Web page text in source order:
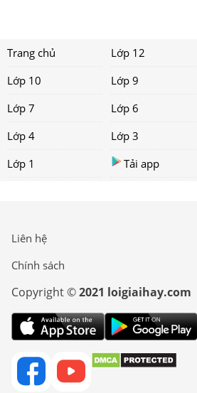
Trang chủ Lớp 12
Lớp 10
Lớp 9
Lớp 7
Lớp 6
Lớp 4
Lớp 3
Lớp 1
Tải app
Liên hệ
Chính sách
Copyright ©2021 loigiaihay.com